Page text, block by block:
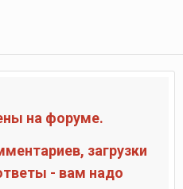
на форуме.
загрузки
- вам надо